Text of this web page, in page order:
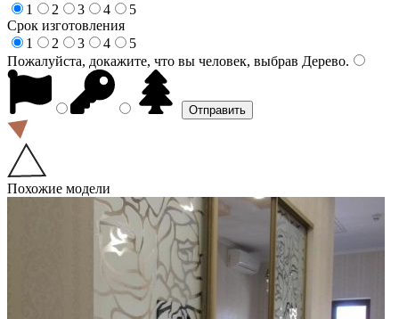
1
2 3 4
5
Срок изготовления
1
2 3 4
5
Пожалуйста, докажите, что вы человек, выбрав Дерево.
Похожие модели